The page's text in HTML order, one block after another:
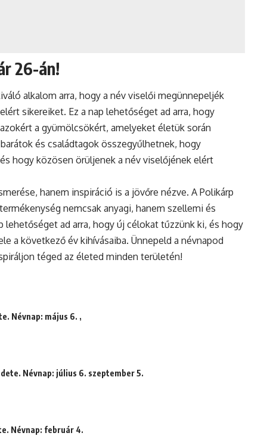
26-án!
alkalom arra, hogy a név viselői megünnepeljék
sikereiket. Ez a nap lehetőséget ad arra, hogy
a gyümölcsökért, amelyeket életük során
és családtagok összegyűlhetnek, hogy
hogy közösen örüljenek a név viselőjének elért
hanem inspiráció is a jövőre nézve. A Polikárp
nemcsak anyagi, hanem szellemi és
ad arra, hogy új célokat tűzzünk ki, és hogy
a következő év kihívásaiba. Ünnepeld a névnapod
téged az életed minden területén!
Névnap: május 6. ,
Névnap: július 6. szeptember 5.
Névnap: február 4.